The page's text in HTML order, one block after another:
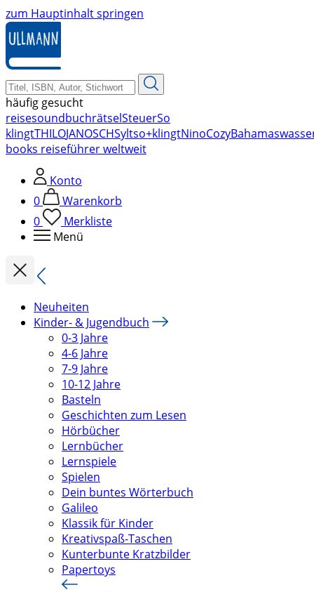
zum Hauptinhalt springen
häufig gesucht
reisesoundbuchrätselSteuerSo
klingtTHILOJANOSCHSyltso+klingtNinoCozyBahamas
books reiseführer weltweit
Konto
0
Warenkorb
0
Merkliste
Menü
Neuheiten
Kinder- & Jugendbuch
0-3 Jahre
4-6 Jahre
7-9 Jahre
10-12 Jahre
Basteln
Geschichten zum Lesen
Hörbücher
Lernbücher
Lernspiele
Spielen
Dein buntes Wörterbuch
Galileo
Klassik für Kinder
Kreativspaß-Taschen
Kunterbunte Kratzbilder
Papertoys